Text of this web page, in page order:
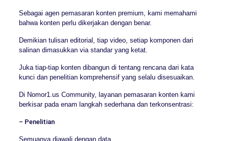
Sebagai agen pemasaran konten premium, kami memahami
bahwa konten perlu dikerjakan dengan benar.
Demikian tulisan editorial, tiap video, setiap komponen dari
salinan dimasukkan via standar yang ketat.
Juka tiap-tiap konten dibangun di tentang rencana dari kata
kunci dan penelitian komprehensif yang selalu disesuaikan.
Di Nomor1.us Community, layanan pemasaran konten kami
berkisar pada enam langkah sederhana dan terkonsentrasi:
– Penelitian
Semuanya diawali dengan data.